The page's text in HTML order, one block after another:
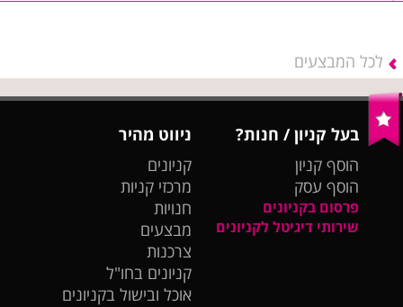
לכל המבצעים
בעל קניון / חנות?
הוסף קניון
הוסף עסק
פרסום בקניונים
שירותי דיגיטל לקניונים
ניווט מהיר
קניונים
מרכזי קניות
חנויות
מבצעים
צרכנות
קניונים בחו"ל
אוכל ובישול בקניונים